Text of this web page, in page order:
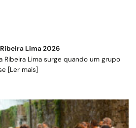
Lima 2026
Ribeira Lima surge quando um grupo
[Ler mais]